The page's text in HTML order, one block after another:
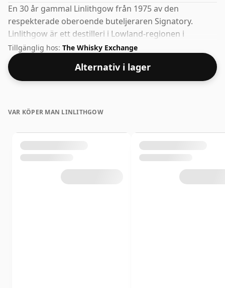
En 30 år gammal Linlithgow från 1975 av den
respekterade oberoende buteljeraren Signatory.
Linlithgow är ett destilleri i Lowland-regionen i
Skottland. Behagligt buteljerat till 47,7 % ABV kommer
detta säkert att ta några droppar vatten av god
kvalitet för att frigöra tjänsterna.
Tillgänglig hos: The Whisky Exchange
Alternativ i lager
VAR KÖPER MAN LINLITHGOW